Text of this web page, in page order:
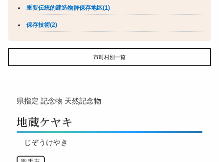
重要伝統的建造物群保存地区(1)
保存技術(2)
市町村別一覧
県指定 記念物 天然記念物
地蔵ケヤキ
じぞうけやき